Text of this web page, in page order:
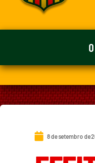
8 de setembro de